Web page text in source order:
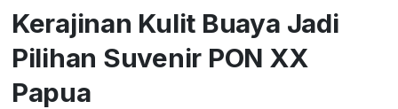
Kerajinan Kulit Buaya Jadi
Pilihan Suvenir PON XX
Papua